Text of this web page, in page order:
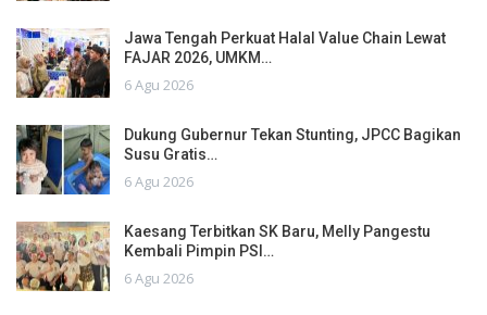
Jawa Tengah Perkuat Halal Value Chain Lewat
FAJAR 2026, UMKM…
6 Agu 2026
Dukung Gubernur Tekan Stunting, JPCC Bagikan
Susu Gratis…
6 Agu 2026
Kaesang Terbitkan SK Baru, Melly Pangestu
Kembali Pimpin PSI…
6 Agu 2026